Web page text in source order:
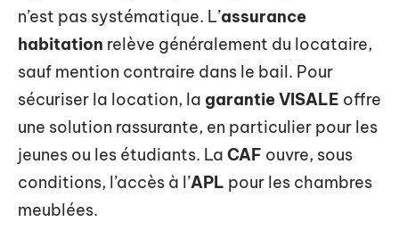
n’est pas systématique. L’assurance
habitation relève généralement du locataire,
sauf mention contraire dans le bail. Pour
sécuriser la location, la garantie VISALE offre
une solution rassurante, en particulier pour les
jeunes ou les étudiants. La CAF ouvre, sous
conditions, l’accès à l’APL pour les chambres
meublées.